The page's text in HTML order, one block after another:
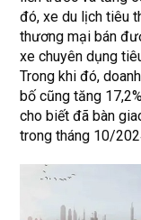
đó, xe du lịch tiêu
thương mại bán
xe chuyên dụng
Trong khi đó,
bố cũng tăng
cho biết đã bàn
trong tháng 10/